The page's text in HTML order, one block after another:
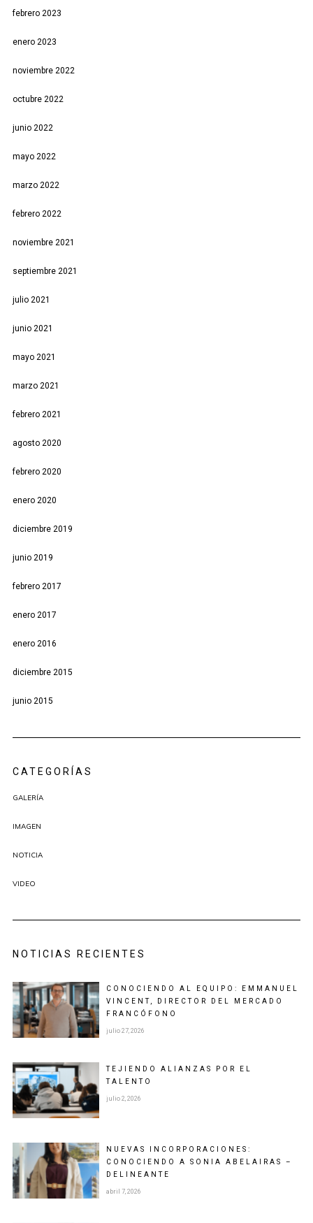
febrero 2023
enero 2023
noviembre 2022
octubre 2022
junio 2022
mayo 2022
marzo 2022
febrero 2022
noviembre 2021
septiembre 2021
julio 2021
junio 2021
mayo 2021
marzo 2021
febrero 2021
agosto 2020
febrero 2020
enero 2020
diciembre 2019
junio 2019
febrero 2017
enero 2017
enero 2016
diciembre 2015
junio 2015
CATEGORÍAS
GALERÍA
IMAGEN
NOTICIA
VIDEO
NOTICIAS RECIENTES
CONOCIENDO AL EQUIPO: EMMANUEL
VINCENT, DIRECTOR DEL MERCADO
FRANCÓFONO
julio 27, 2026
TEJIENDO ALIANZAS POR EL
TALENTO
julio 2, 2026
NUEVAS INCORPORACIONES:
CONOCIENDO A SONIA ABELAIRAS –
DELINEANTE
abril 7, 2026